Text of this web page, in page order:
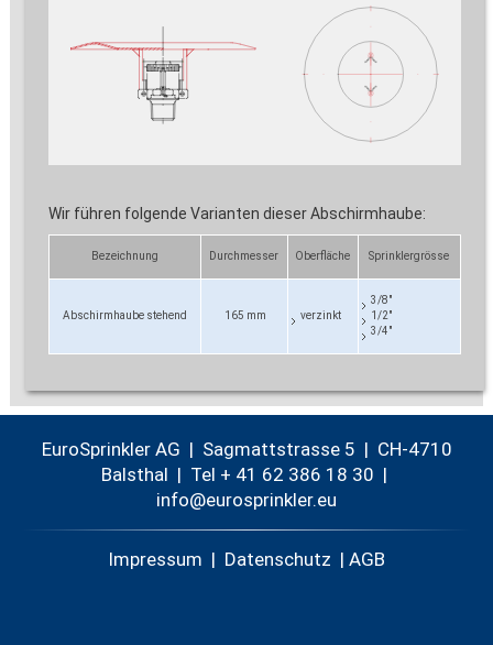
Wir führen folgende Varianten dieser Abschirmhaube:
Bezeichnung Durchmesser Oberfläche Sprinklergrösse
Abschirmhaube stehend 165 mm verzinkt
3/8"
1/2"
3/4"
EuroSprinkler AG | Sagmattstrasse 5 | CH-4710
Balsthal | Tel + 41 62 386 18 30 |
nf
r spr nkl r
Impressum | Datenschutz | AGB